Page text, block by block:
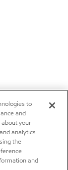
to
and
your
analytics
the
and